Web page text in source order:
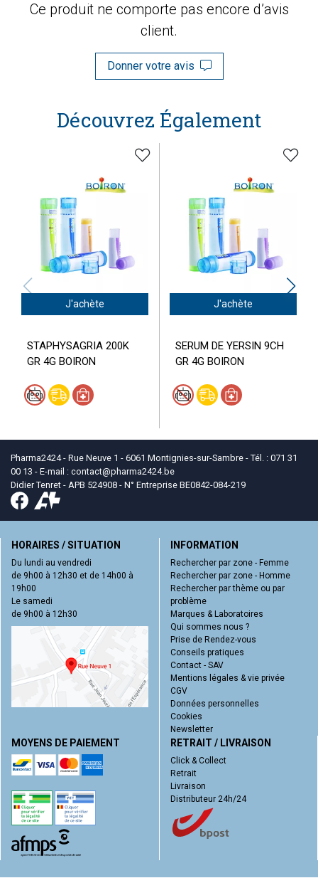
Ce produit ne comporte pas encore d’avis
client.
Donner votre avis
Découvrez Également
J'achète
STAPHYSAGRIA 200K
GR 4G BOIRON
J'achète
SERUM DE YERSIN 9CH
GR 4G BOIRON
Pharma2424 - Rue Neuve 1 - 6061 Montignies-sur-Sambre - Tél. : 071 31
00 13 - E-mail : contact@pharma2424.be
Didier Tenret - APB 524908 - N° Entreprise BE0842-084-219
HORAIRES / SITUATION
Du lundi au vendredi
de 9h00 à 12h30 et de 14h00 à
19h00
Le samedi
de 9h00 à 12h30
INFORMATION
Rechercher par zone - Femme
Rechercher par zone - Homme
Rechercher par thème ou par
problème
Marques & Laboratoires
Qui sommes nous ?
Prise de Rendez-vous
Conseils pratiques
Contact - SAV
Mentions légales & vie privée
CGV
Données personnelles
Cookies
Newsletter
MOYENS DE PAIEMENT RETRAIT / LIVRAISON
Click & Collect
Retrait
Livraison
Distributeur 24h/24